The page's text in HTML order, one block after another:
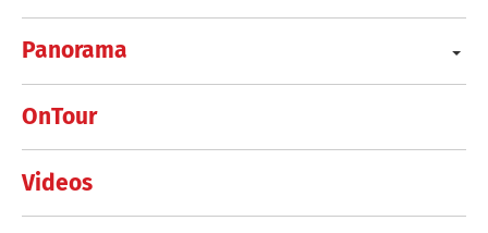
Panorama
OnTour
Videos